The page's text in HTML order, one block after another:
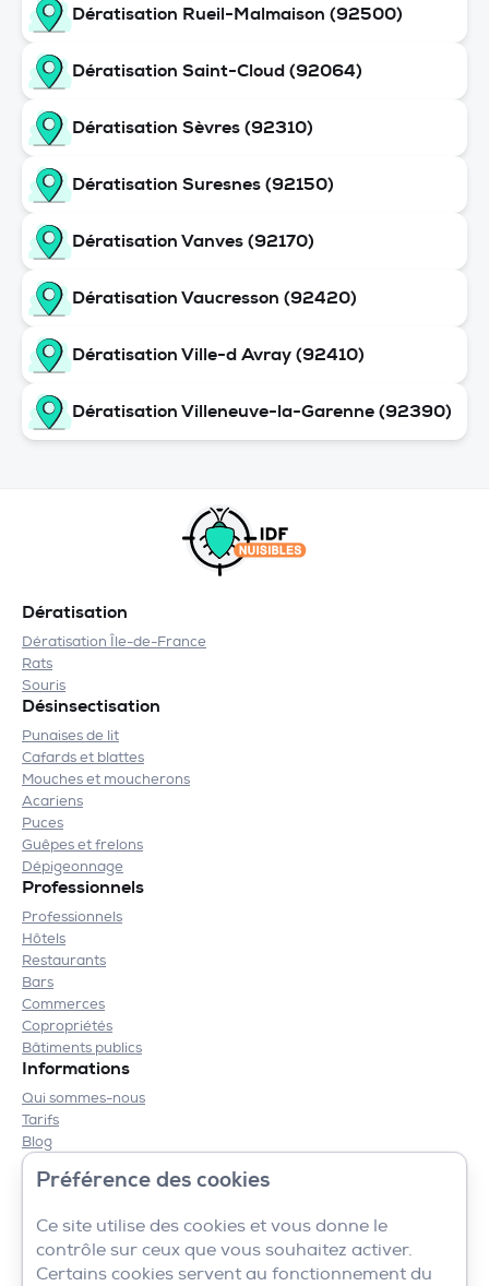
Dératisation Rueil-Malmaison (92500)
Dératisation Saint-Cloud (92064)
Dératisation Sèvres (92310)
Dératisation Suresnes (92150)
Dératisation Vanves (92170)
Dératisation Vaucresson (92420)
Dératisation Ville-d Avray (92410)
Dératisation Villeneuve-la-Garenne (92390)
Préférence des cookies
Ce site utilise des cookies et vous donne le
contrôle sur ceux que vous souhaitez activer.
Certains cookies servent au fonctionnement du
Dératisation
Dératisation Île-de-France
Rats
Souris
Désinsectisation
Punaises de lit
Cafards et blattes
Mouches et moucherons
Acariens
Puces
Guêpes et frelons
Dépigeonnage
Professionnels
Professionnels
Hôtels
Restaurants
Bars
Commerces
Copropriétés
Bâtiments publics
Informations
Qui sommes-nous
Tarifs
Blog
Contact
Mentions légales